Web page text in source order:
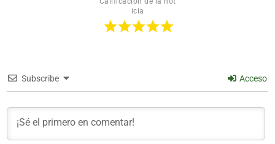
icia
Subscribe Acceso